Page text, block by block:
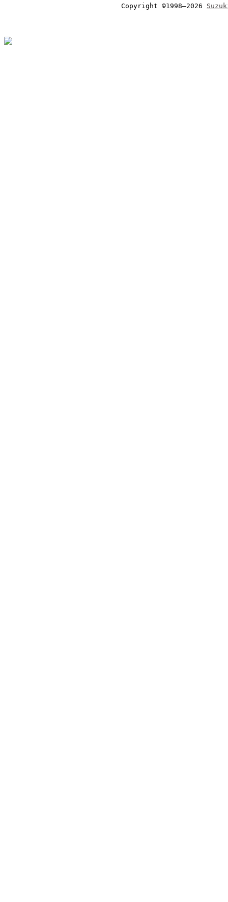
Copyright ©1998–2026